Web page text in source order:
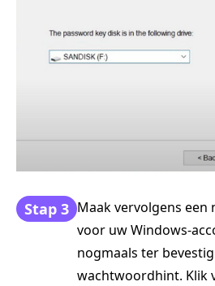
Stap 3 Maak vervolgens
voor uw Windows-
nogmaals ter
wachtwoordhint. Klik